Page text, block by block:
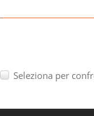
Seleziona per